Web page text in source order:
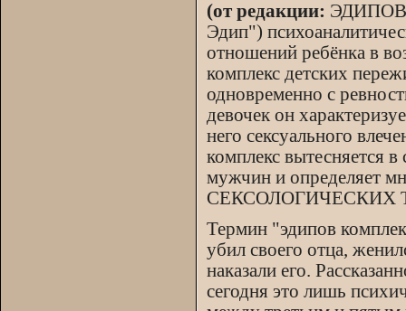
(от редакции: ЭДИПОВ
Эдип")
отношений ребёнка в
комплекс детских
одновременно с
девочек он
него сексуального
комплекс вытесняется
мужчин и определяет
СЕКСОЛОГИЧЕСКИХ
Термин "эдипов
убил своего отца,
наказали его.
сегодня это лишь